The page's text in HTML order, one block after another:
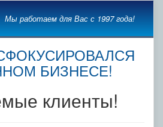
Мы работаем для Вас с 1997 года!
БИЗНЕСЕ!
клиенты!